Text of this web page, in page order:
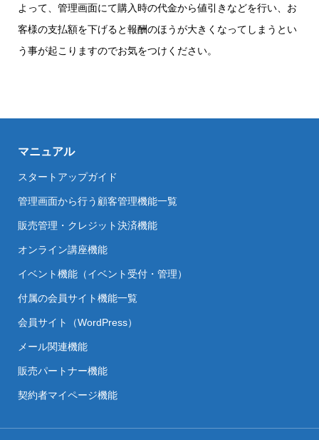
よって、管理画面にて購入時の代金から値引きなどを行い、お
客様の支払額を下げると報酬のほうが大きくなってしまうとい
う事が起こりますのでお気をつけください。
マニュアル
スタートアップガイド
管理画面から行う顧客管理機能一覧
販売管理・クレジット決済機能
オンライン講座機能
イベント機能（イベント受付・管理）
付属の会員サイト機能一覧
会員サイト（WordPress）
メール関連機能
販売パートナー機能
契約者マイページ機能